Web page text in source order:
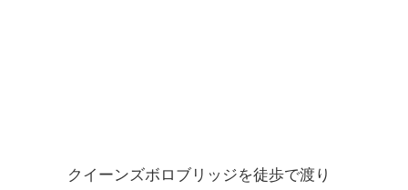
クイーンズボロブリッジを徒歩で渡り